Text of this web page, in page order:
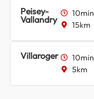
Peisey-
Vallandry
10min
15km
Villaroger
10min
5km